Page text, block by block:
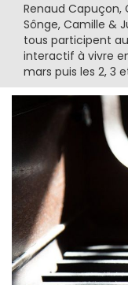
Renaud Capuçon,
Sônge, Camille &
tous participent
interactif à vivre
mars puis les 2, 3